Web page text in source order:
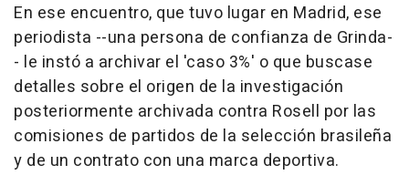
En ese encuentro, que tuvo lugar en Madrid, ese
periodista --una persona de confianza de Grinda-
- le instó a archivar el 'caso 3%' o que buscase
detalles sobre el origen de la investigación
posteriormente archivada contra Rosell por las
comisiones de partidos de la selección brasileña
y de un contrato con una marca deportiva.